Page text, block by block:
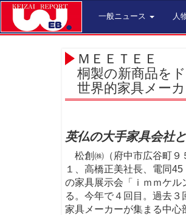
一般ニュース 人
ＭＥＥＴＥＥ
桐製の新商品を
世界的家具メー
英仏の大手家具会社
松創㈱（府中市広谷町９
１、高橋正美社長、電同
の家具展示会「ｉｍｍケル
る。今年で４回目。過去
家具メーカーが集まる中心